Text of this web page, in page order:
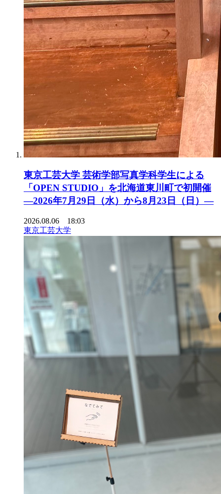
東京工芸大学 芸術学部写真学科学生による
「OPEN STUDIO」を北海道東川町で初開催
―2026年7月29日（水）から8月23日（日）―
2026.08.06 18:03
東京工芸大学